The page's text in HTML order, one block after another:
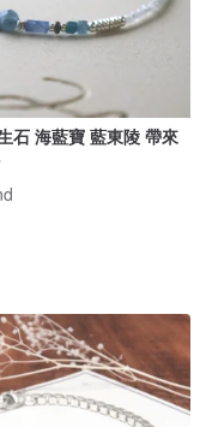
石 海藍寶 藍東陵 帶來